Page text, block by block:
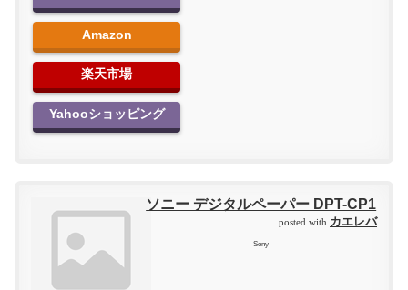
Amazon
楽天市場
Yahooショッピング
ソニー デジタルペーパー DPT-CP1
posted with カエレバ
Sony